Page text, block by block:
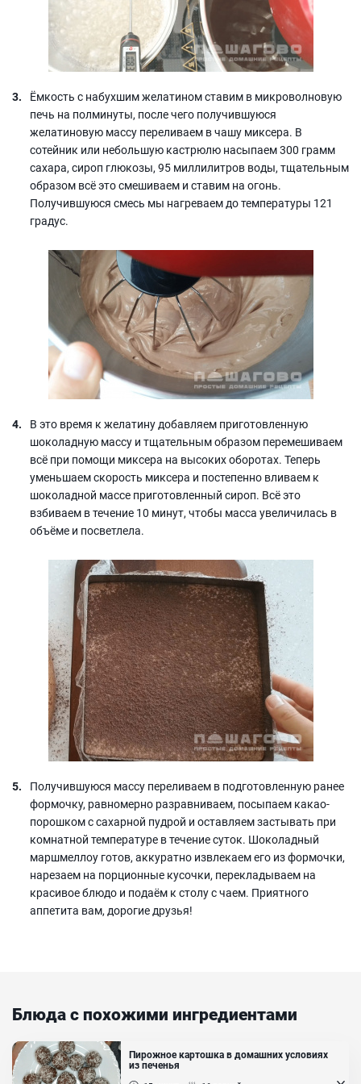
Ёмкость с набухшим желатином ставим в микроволновую
печь на полминуты, после чего получившуюся
желатиновую массу переливаем в чашу миксера. В
сотейник или небольшую кастрюлю насыпаем 300 грамм
сахара, сироп глюкозы, 95 миллилитров воды, тщательным
образом всё это смешиваем и ставим на огонь.
Получившуюся смесь мы нагреваем до температуры 121
градус.
В это время к желатину добавляем приготовленную
шоколадную массу и тщательным образом перемешиваем
всё при помощи миксера на высоких оборотах. Теперь
уменьшаем скорость миксера и постепенно вливаем к
шоколадной массе приготовленный сироп. Всё это
взбиваем в течение 10 минут, чтобы масса увеличилась в
объёме и посветлела.
Получившуюся массу переливаем в подготовленную ранее
формочку, равномерно разравниваем, посыпаем какао-
порошком с сахарной пудрой и оставляем застывать при
комнатной температуре в течение суток. Шоколадный
маршмеллоу готов, аккуратно извлекаем его из формочки,
нарезаем на порционные кусочки, перекладываем на
красивое блюдо и подаём к столу с чаем. Приятного
аппетита вам, дорогие друзья!
Блюда с похожими ингредиентами
Пирожное картошка в домашних условиях
из печенья